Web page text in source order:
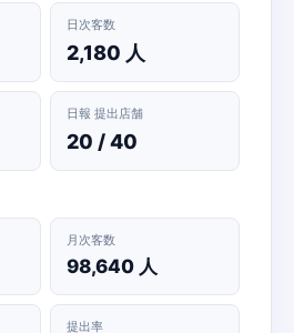
日次客数
2,180 人
日報 提出店舗
20 / 40
月次客数
98,640 人
提出率